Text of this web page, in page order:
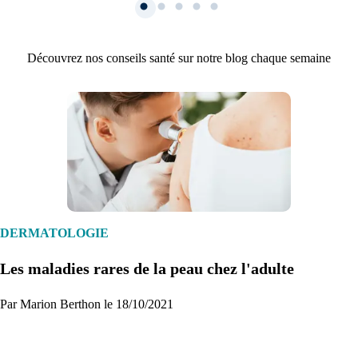
1. Inscription
Créez un compte et récupérez votre dossier médical en parallèle
Je commence
Découvrez nos conseils santé sur notre blog chaque semaine
DERMATOLOGIE
Les maladies rares de la peau chez l'adulte
Par Marion Berthon le 18/10/2021